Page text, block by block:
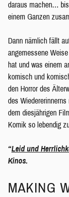
daraus machen…
einem Ganzen
Dann nämlich fällt
angemessene
hat und was einem
komisch und
den Horror des
des
dem diesjährigen
Komik so lebendig
“Leid und
Kinos.
MAKING